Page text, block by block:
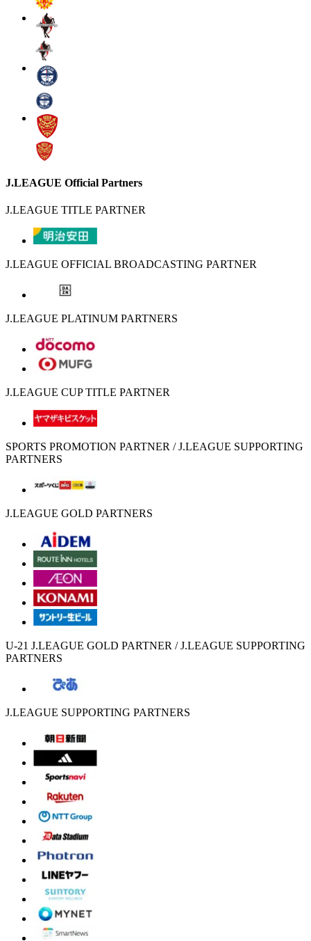
J.LEAGUE Official Partners
J.LEAGUE TITLE PARTNER
J.LEAGUE OFFICIAL BROADCASTING PARTNER
J.LEAGUE PLATINUM PARTNERS
J.LEAGUE CUP TITLE PARTNER
SPORTS PROMOTION PARTNER / J.LEAGUE SUPPORTING
PARTNERS
J.LEAGUE GOLD PARTNERS
U-21 J.LEAGUE GOLD PARTNER / J.LEAGUE SUPPORTING
PARTNERS
J.LEAGUE SUPPORTING PARTNERS